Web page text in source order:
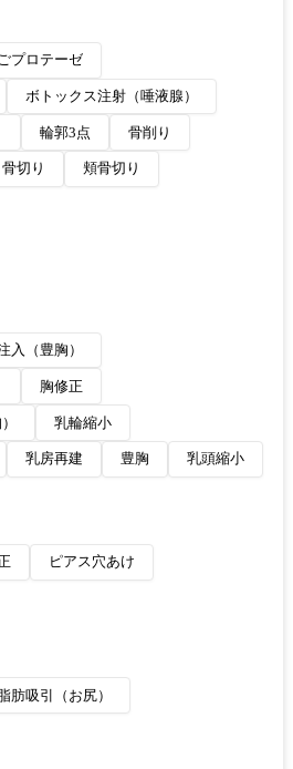
プロテーゼ
ボトックス注射（唾液腺）
輪郭3点 骨削り
切り 頬骨切り
入（豊胸）
胸修正
乳輪縮小
乳房再建 豊胸 乳頭縮小
ピアス穴あけ
肪吸引（お尻）